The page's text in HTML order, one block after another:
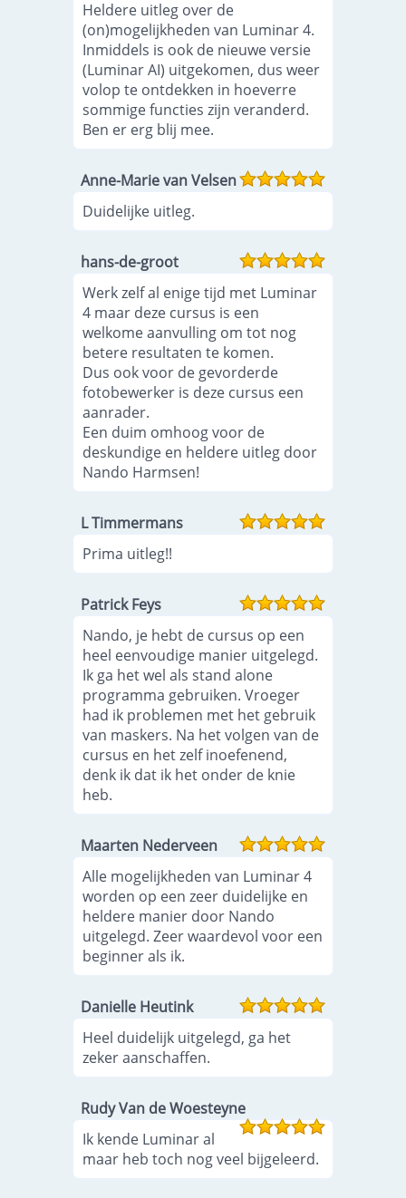
Heldere uitleg over de
(on)mogelijkheden van Luminar 4.
Inmiddels is ook de nieuwe versie
(Luminar AI) uitgekomen, dus weer
volop te ontdekken in hoeverre
sommige functies zijn veranderd.
Ben er erg blij mee.
Anne-Marie van Velsen
Duidelijke uitleg.
hans-de-groot
Werk zelf al enige tijd met Luminar
4 maar deze cursus is een
welkome aanvulling om tot nog
betere resultaten te komen.
Dus ook voor de gevorderde
fotobewerker is deze cursus een
aanrader.
Een duim omhoog voor de
deskundige en heldere uitleg door
Nando Harmsen!
L Timmermans
Prima uitleg!!
Patrick Feys
Nando, je hebt de cursus op een
heel eenvoudige manier uitgelegd.
Ik ga het wel als stand alone
programma gebruiken. Vroeger
had ik problemen met het gebruik
van maskers. Na het volgen van de
cursus en het zelf inoefenend,
denk ik dat ik het onder de knie
heb.
Maarten Nederveen
Alle mogelijkheden van Luminar 4
worden op een zeer duidelijke en
heldere manier door Nando
uitgelegd. Zeer waardevol voor een
beginner als ik.
Danielle Heutink
Heel duidelijk uitgelegd, ga het
zeker aanschaffen.
Rudy Van de Woesteyne
Ik kende Luminar al
maar heb toch nog veel bijgeleerd.